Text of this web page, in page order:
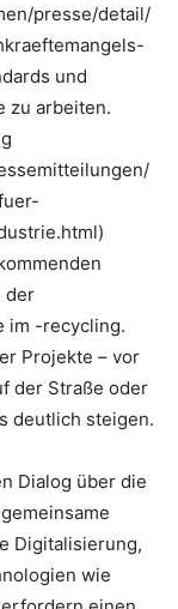
presse/detail/
und
zu arbeiten.
der
im -recycling.
Projekte – vor
der Straße oder
deutlich steigen.
Dialog über die
Digitalisierung,
wie